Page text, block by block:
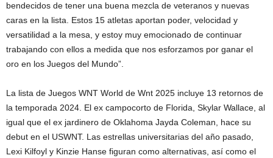
bendecidos de tener una buena mezcla de veteranos y nuevas
caras en la lista. Estos 15 atletas aportan poder, velocidad y
versatilidad a la mesa, y estoy muy emocionado de continuar
trabajando con ellos a medida que nos esforzamos por ganar el
oro en los Juegos del Mundo”.
La lista de Juegos WNT World de Wnt 2025 incluye 13 retornos de
la temporada 2024. El ex campocorto de Florida, Skylar Wallace, al
igual que el ex jardinero de Oklahoma Jayda Coleman, hace su
debut en el USWNT. Las estrellas universitarias del año pasado,
Lexi Kilfoyl y Kinzie Hanse figuran como alternativas, así como el